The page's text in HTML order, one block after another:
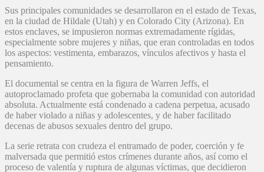
Sus principales comunidades se desarrollaron en el estado de Texas,
en la ciudad de Hildale (Utah) y en Colorado City (Arizona). En
estos enclaves, se impusieron normas extremadamente rígidas,
especialmente sobre mujeres y niñas, que eran controladas en todos
los aspectos: vestimenta, embarazos, vínculos afectivos y hasta el
pensamiento.
El documental se centra en la figura de Warren Jeffs, el
autoproclamado profeta que gobernaba la comunidad con autoridad
absoluta. Actualmente está condenado a cadena perpetua, acusado
de haber violado a niñas y adolescentes, y de haber facilitado
decenas de abusos sexuales dentro del grupo.
La serie retrata con crudeza el entramado de poder, coerción y fe
malversada que permitió estos crímenes durante años, así como el
proceso de valentía y ruptura de algunas víctimas, que decidieron